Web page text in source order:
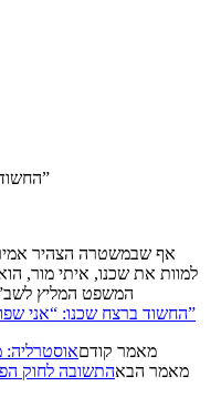
החשוד ברצח שכנו: “אני שפוי, לא זקוק לאשפוז”
אף שבמשטרה הצהיר
למוות את שכנו, איתי מור,
המשפט המליץ
החשוד ברצח שכנו: “אני שפוי, לא זקוק לאשפוז”
מאמר קודםאוסטרליה:
מאמר הבאהתשובה לחוק